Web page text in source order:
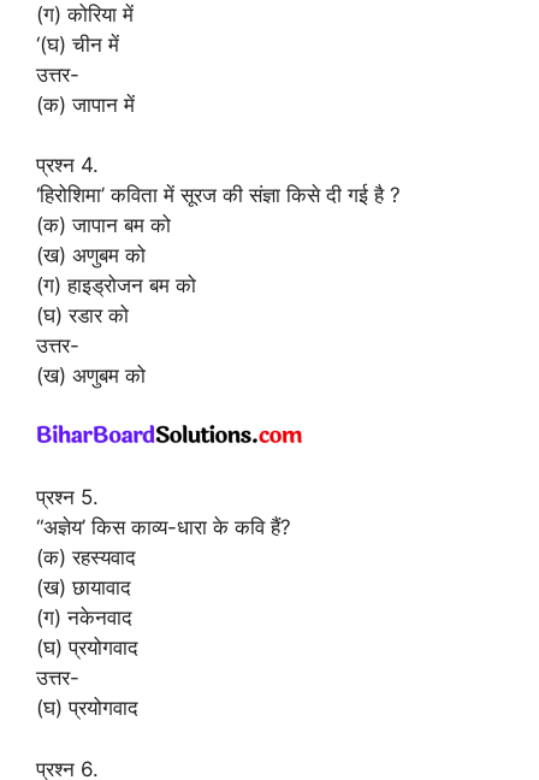
(ग) कोरिया में
‘(घ) चीन में
उत्तर-
(क) जापान में
प्रश्न 4.
‘हिरोशिमा’ कविता में सूरज की संज्ञा किसे दी गई है ?
(क) जापान बम को
(ख) अणुबम को
(ग) हाइड्रोजन बम को
(घ) रडार को
उत्तर-
(ख) अणुबम को
प्रश्न 5.
“अज्ञेय’ किस काव्य-धारा के कवि हैं?
(क) रहस्यवाद
(ख) छायावाद
(ग) नकेनवाद
(घ) प्रयोगवाद
उत्तर-
(घ) प्रयोगवाद
प्रश्न 6.